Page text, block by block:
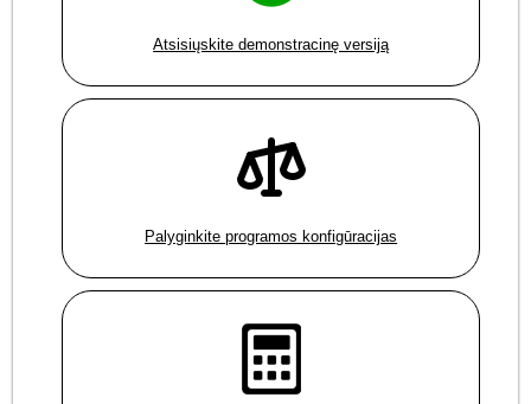
Atsisiųskite demonstracinę versiją
Palyginkite programos konfigūracijas